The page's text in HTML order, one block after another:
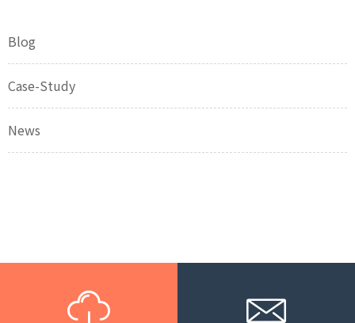
Blog
Case-Study
News